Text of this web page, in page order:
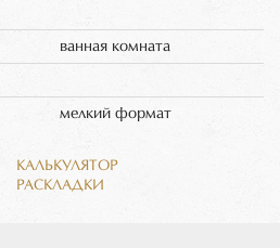
ванная комната
мелкий формат
КАЛЬКУЛЯТОР
РАСКЛАДКИ